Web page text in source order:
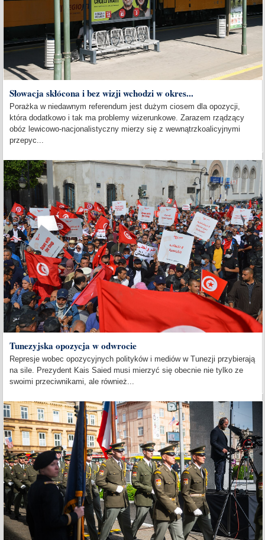
Słowacja skłócona i bez wizji wchodzi w okres...
Porażka w niedawnym referendum jest dużym ciosem dla opozycji,
która dodatkowo i tak ma problemy wizerunkowe. Zarazem rządzący
obóz lewicowo-nacjonalistyczny mierzy się z wewnątrzkoalicyjnymi
przepyc...
Tunezyjska opozycja w odwrocie
Represje wobec opozycyjnych polityków i mediów w Tunezji przybierają
na sile. Prezydent Kais Saied musi mierzyć się obecnie nie tylko ze
swoimi przeciwnikami, ale również...